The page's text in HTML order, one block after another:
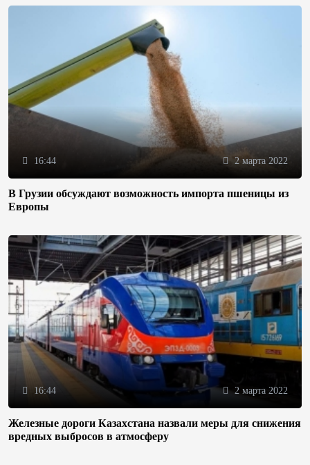
16:44 2 марта 2022
В Грузии обсуждают возможность импорта пшеницы из
Европы
16:44 2 марта 2022
Железные дороги Казахстана назвали меры для снижения
вредных выбросов в атмосферу